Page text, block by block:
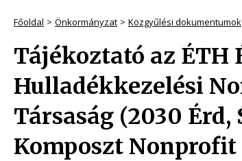
Főoldal Önkormányzat Közgyűlési dokumentumok
Tájékoztató az ÉTH
Hulladékkezelési
Társaság (2030 Érd,
Komposzt